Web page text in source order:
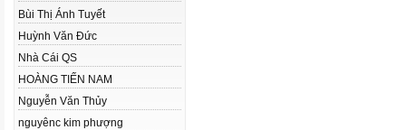
Bùi Thị Ánh Tuyết
Huỳnh Văn Đức
Nhà Cái QS
HOÀNG TIẾN NAM
Nguyễn Văn Thủy
nguyênc kim phượng